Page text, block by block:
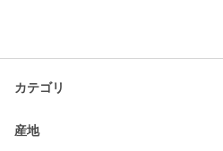
カテゴリ
産地